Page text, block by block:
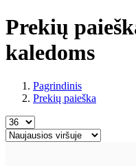
Prekių
kaledoms
Pagrindinis
Prekių paieška